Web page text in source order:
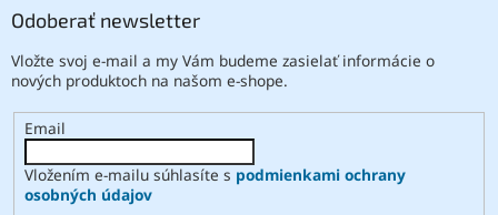
Odoberať newsletter
Vložte svoj e-mail a my Vám budeme zasielať informácie o
nových produktoch na našom e-shope.
Email
Vložením e-mailu súhlasíte s podmienkami ochrany
osobných údajov